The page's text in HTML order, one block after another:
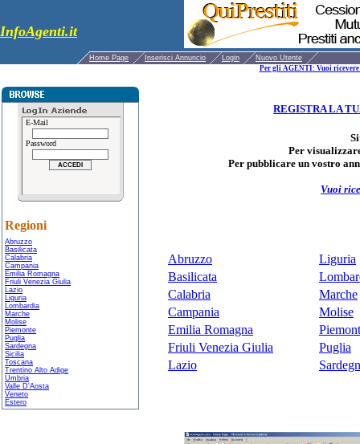
InfoAgenti.it
Home Page Inserisci Annuncio Login
Nuovo Utente
Per gli AGENTI: Vuoi
E-Mail
Password
Regioni
Abruzzo
Basilicata
Calabria
Campania
Emilia Romagna
Friuli Venezia Giulia
Lazio
Liguria
Lombardia
Marche
Molise
Piemonte
Puglia
Sardegna
Sicilia
Toscana
Trentino Alto Adige
Umbria
Valle D'Aosta
Veneto
Estero
REGISTRA LA
Per
Per pubblicare un vostro
Vuoi
Abruzzo
Liguria
Basilicata
Calabria
Marche
Campania
Molise
Emilia Romagna
Friuli Venezia Giulia
Puglia
Lazio